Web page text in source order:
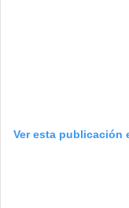
Ver esta publicación